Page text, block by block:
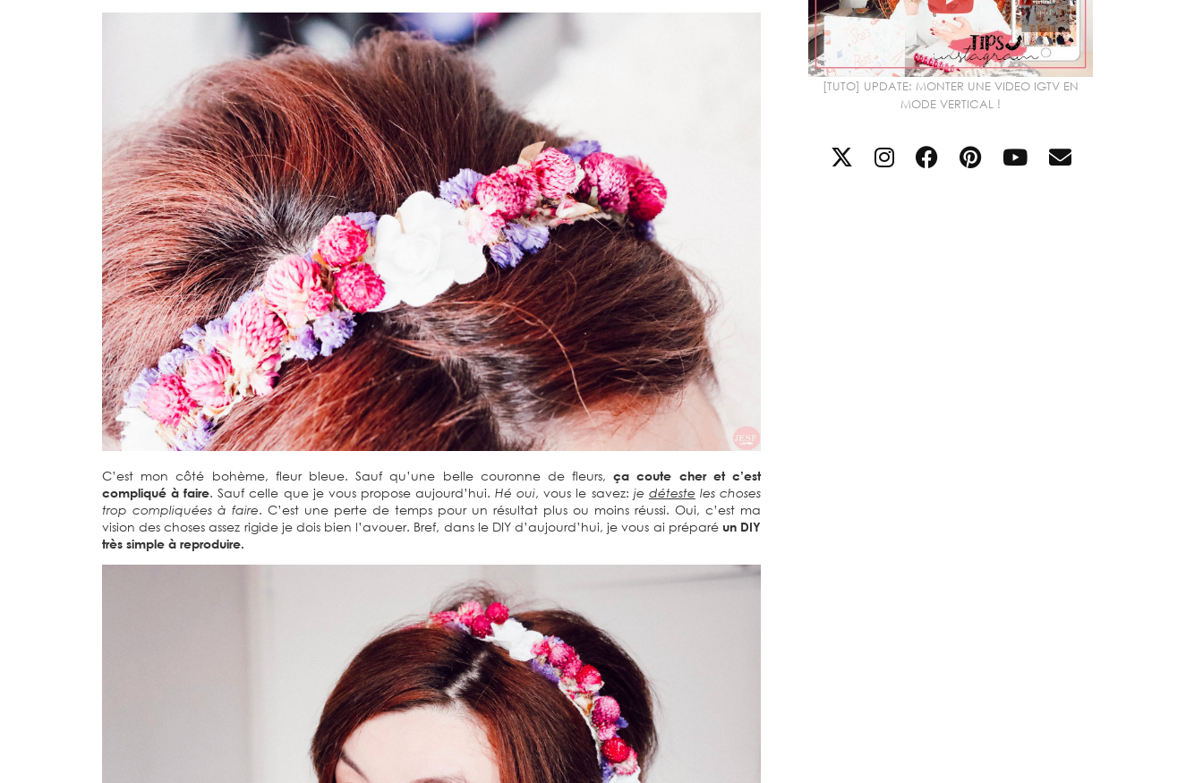
C’est mon côté bohème, fleur bleue. Sauf qu’une belle couronne de fleurs,ça coute cher et c’est
compliqué à faire. Sauf celle que je vous propose aujourd’hui.Hé oui, vous le savez: je déteste les choses
trop compliquées à faire. C’est une perte de temps pour un résultat plus ou moins réussi. Oui, c’est ma
vision des choses assez rigide je dois bien l’avouer. Bref, dans le DIY d’aujourd’hui, je vous ai préparé un DIY
très simple à reproduire.
[TUTO] UPDATE: MONTER UNE VIDEO IGTV EN
MODE VERTICAL !